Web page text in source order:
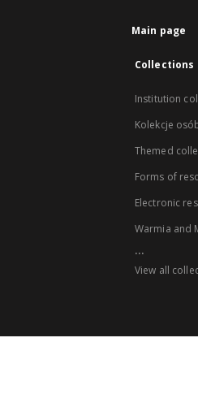
Main page
Collections
Institution
Kolekcje
Themed
Forms of
Electronic
Warmia and
...
View all